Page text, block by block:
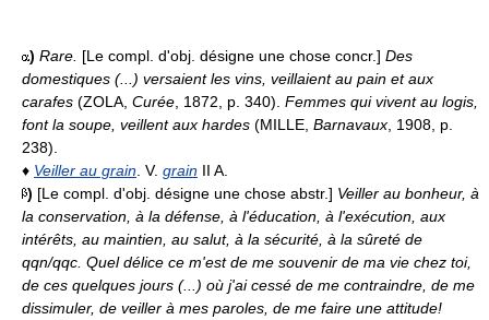
) Rare. [Le compl. d'obj. désigne une chose concr.] Des
domestiques (...) versaient les vins, veillaient au pain et aux
carafes (ZOLA, Curée, 1872, p. 340). Femmes qui vivent au logis,
font la soupe, veillent aux hardes (MILLE, Barnavaux, 1908, p.
238).
♦ Veiller au grain. V. grain II A.
) [Le compl. d'obj. désigne une chose abstr.] Veiller au bonheur, à
la conservation, à la défense, à l'éducation, à l'exécution, aux
intérêts, au maintien, au salut, à la sécurité, à la sûreté de
qqn/qqc. Quel délice ce m'est de me souvenir de ma vie chez toi,
de ces quelques jours (...) où j'ai cessé de me contraindre, de me
dissimuler, de veiller à mes paroles, de me faire une attitude!